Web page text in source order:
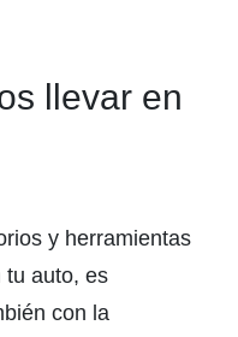
llevar en
y herramientas
tu auto, es
con la